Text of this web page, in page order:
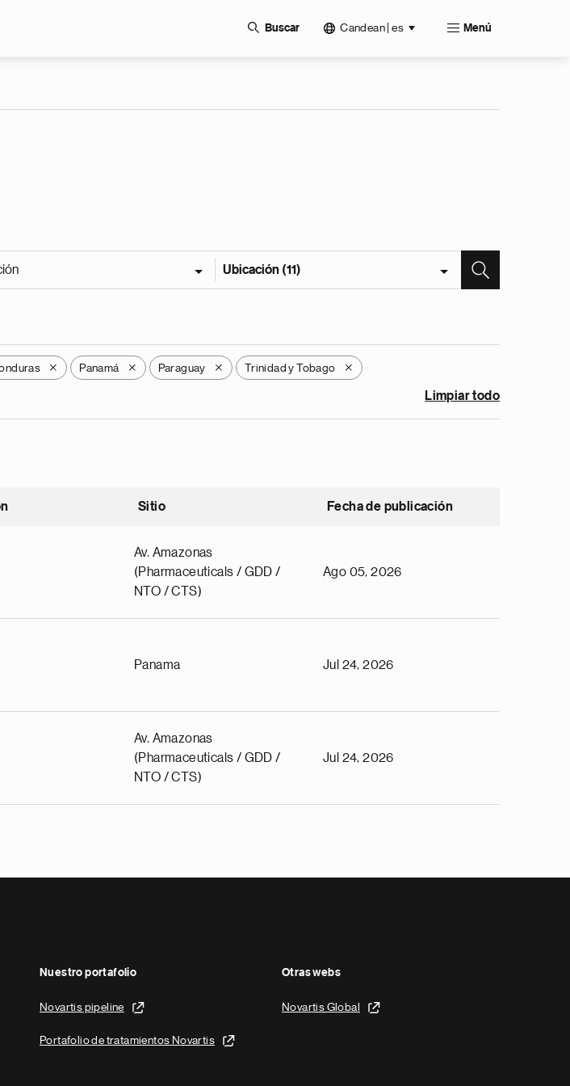
Buscar Candean | es Menú
Ubicación (11)
X Panamá X Paraguay X Trinidad y Tobago X
Limpiar todo
Sitio Fecha de publicación
Av. Amazonas
(Pharmaceuticals / GDD /
NTO / CTS)
Ago 05, 2026
Panama Jul 24, 2026
Av. Amazonas
(Pharmaceuticals / GDD /
NTO / CTS)
Jul 24, 2026
Nuestro portafolio
Novartis pipeline
Portafolio de tratamientos Novartis
Otras webs
Novartis Global